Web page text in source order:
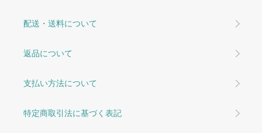
配送・送料について
返品について
支払い方法について
特定商取引法に基づく表記